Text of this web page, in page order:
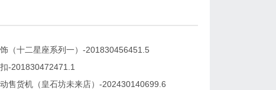
（十二星座系列一）-201830456451.5
-201830472471.1
售货机（皇石坊未来店）-202430140699.6